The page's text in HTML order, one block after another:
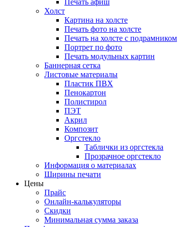
Печать афиш
Холст
Картина на холсте
Печать фото на холсте
Печать на холсте с подрамником
Портрет по фото
Печать модульных картин
Баннерная сетка
Листовые материалы
Пластик ПВХ
Пенокартон
Полистирол
ПЭТ
Акрил
Композит
Оргстекло
Таблички из оргстекла
Прозрачное оргстекло
Информация о материалах
Ширины печати
Цены
Прайс
Онлайн-калькуляторы
Скидки
Минимальная сумма заказа